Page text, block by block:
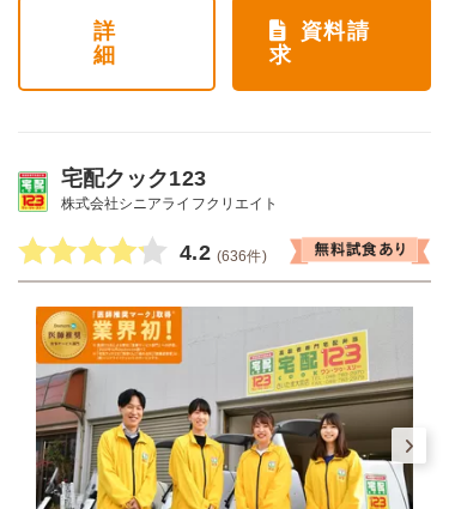
詳
細
資料請
求
宅配クック123
株式会社シニアライフクリエイト
4.2 (636件)